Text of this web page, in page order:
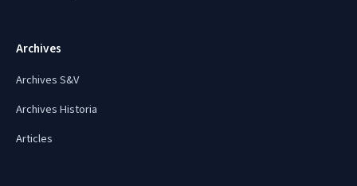
Archives
Archives S&V
Archives Historia
Articles